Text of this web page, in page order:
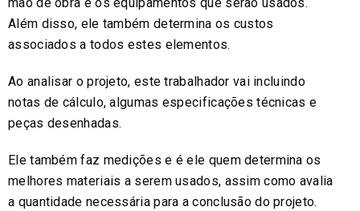
mão de obra e os equipamentos que serão usados.
Além disso, ele também determina os custos
associados a todos estes elementos.
Ao analisar o projeto, este trabalhador vai incluindo
notas de cálculo, algumas especificações técnicas e
peças desenhadas.
Ele também faz medições e é ele quem determina os
melhores materiais a serem usados, assim como avalia
a quantidade necessária para a conclusão do projeto.